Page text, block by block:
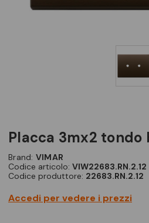
placca 3mx2
Brand: VIMAR
Codice articolo: VIW22683.RN.2.12
Codice produttore: 22683.RN.2.12
Accedi per vedere i prezzi